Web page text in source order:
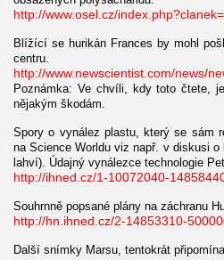
http://www.osel.cz/
Blížící se hurikán Frances by mohl
centru.
http://www.newscientist.com/news/
Poznámka: Ve chvíli, kdy toto čtete,
nějakým škodám.
Spory o vynález plastu, který se sám
na Science Worldu viz např. v diskusi
lahví). Údajný vynálezce technologie
http://ihned.cz/1-10072040-
Souhrnně popsané plány na záchranu
http://hn.ihned.cz/2-14853310-
Další snímky Marsu, tentokrát